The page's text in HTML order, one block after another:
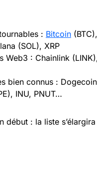
: Bitcoin
(SOL), XRP
Web3 : Chainlink
bien connus :
INU, PNUT…
début : la liste